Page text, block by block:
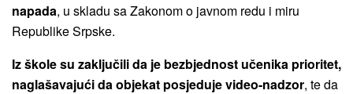
napada, u skladu sa Zakonom o javnom redu i miru
Republike Srpske.
Iz škole su zaključili da je bezbjednost učenika prioritet,
naglašavajući da objekat posjeduje video-nadzor, te da